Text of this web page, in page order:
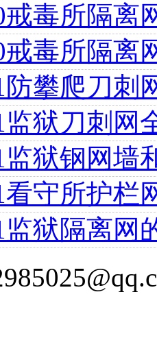
戒毒所隔离
戒毒所隔离
防攀爬刀刺
监狱刀刺网
监狱钢网墙
看守所护栏
监狱隔离网